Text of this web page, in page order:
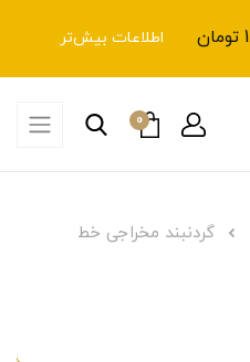
اطلاعات بیش‌تر
0
گردنبند مخراجی خط